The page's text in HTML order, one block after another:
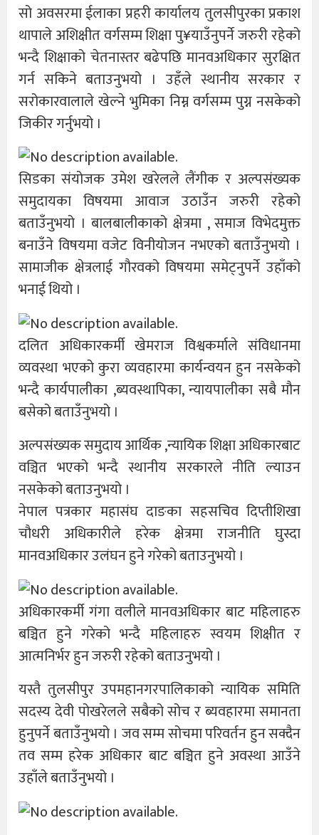
सो अवसरमा ईलाका प्रहरी कार्यालय तुलसीपुरका प्रकाश
थापाले अशिक्षीत वर्गसम्म शिक्षा पु¥याउँनुपर्ने जरुरी रहेको
भन्दै शिक्षाको चेतनास्तर बढेपछि मानवअधिकार सुरक्षित
गर्न सकिने बताउनुभयो । उहँले स्थानीय सरकार र
सरोकारवालाले खेल्ने भुमिका निम्न वर्गसम्म पुग्न नसकेको
जिकीर गर्नुभयो ।
सिडका संयोजक उमेश खरेलले लैंगीक र अल्पसंख्यक
समुदायका विषयमा आवाज उठाउँन जरुरी रहेको
बताउँनुभयो । बालबालीकाको क्षेत्रमा , समाज विभेदमुक्त
बनाउँने विषयमा वजेट विनीयोजन नभएको बताउँनुभयो ।
सामाजीक क्षेत्रलाई गौरवको विषयमा समेट्नुपर्ने उहाँको
भनाई थियो ।
दलित अधिकारकर्मी खेमराज विश्वकर्माले संविधानमा
व्यवस्था भएको कुरा व्यवहारमा कार्यन्वयन हुन नसकेको
भन्दै कार्यपालीका ,ब्यवस्थापिका, न्यायपालीका सबै मौन
बसेको बताउँनुभयो ।
अल्पसंख्यक समुदाय आर्थिक ,न्यायिक शिक्षा अधिकारबाट
वञ्चित भएको भन्दै स्थानीय सरकारले नीति ल्याउन
नसकेको बताउनुभयो ।
नेपाल पत्रकार महासंघ दाङका सहसचिव दिप्तीशिखा
चौधरी अधिकारीले हरेक क्षेत्रमा राजनीति घुस्दा
मानवअधिकार उलंघन हुने गरेको बताउनुभयो ।
अधिकारकर्मी गंगा वलीले मानवअधिकार बाट महिलाहरु
बञ्चित हुने गरेको भन्दै महिलाहरु स्वयम शिक्षीत र
आत्मनिर्भर हुन जरुरी रहेको बताउनुभयो ।
यस्तै तुलसीपुर उपमहानगरपालिकाको न्यायिक समिति
सदस्य देवी पोखरेलले सबैको सोच र ब्यवहारमा समानता
हुनुपर्ने बताउँनुभयो । जव सम्म सोचमा परिवर्तन हुन सक्दैन
तव सम्म हरेक अधिकार बाट बञ्चित हुने अवस्था आउँने
उहाँले बताउँनुभयो ।